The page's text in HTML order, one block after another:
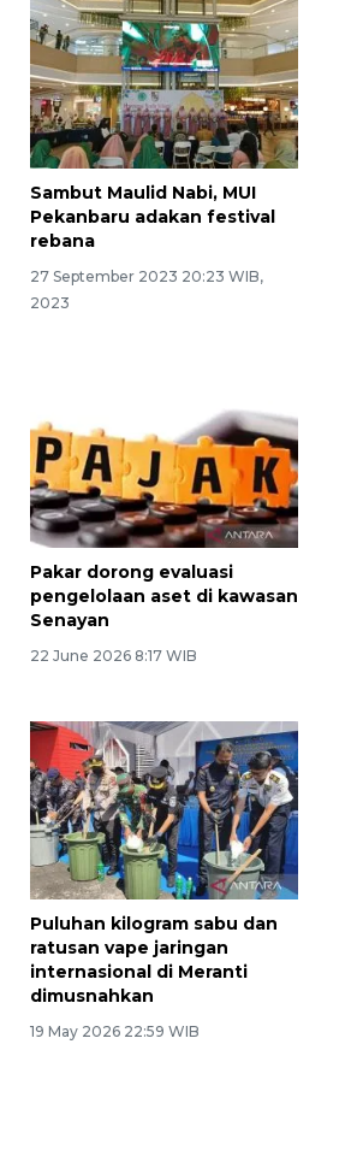
Sambut Maulid Nabi, MUI
Pekanbaru adakan festival
rebana
27 September 2023 20:23 WIB,
2023
Pakar dorong evaluasi
pengelolaan aset di kawasan
Senayan
22 June 2026 8:17 WIB
Puluhan kilogram sabu dan
ratusan vape jaringan
internasional di Meranti
dimusnahkan
19 May 2026 22:59 WIB